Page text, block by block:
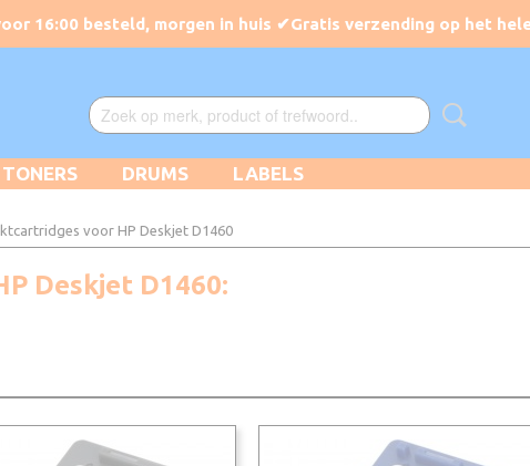
TONERS DRUMS LABELS
voor HP Deskjet D1460
Deskjet D1460: